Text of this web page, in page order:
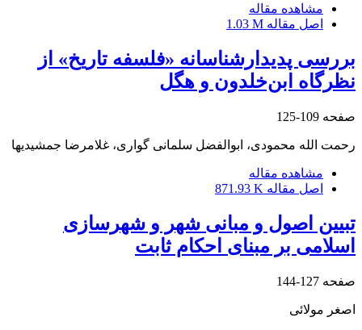
مشاهده مقاله
اصل مقاله 1.03 M
بررسی پدیدارشناسانه «فلسفه تاریخ» از
نظرگاه ابن‌خلدون و هگل
صفحه 109-125
رحمت الله محمودی، ابوالفضل سلمانی گواری، غلامرضا جمشیدیها
مشاهده مقاله
اصل مقاله 871.93 K
تبیین اصول و مبانی شهر و شهرسازی
اسلامی بر مبنای احکام ثابت
صفحه 127-144
اصغر مولائی